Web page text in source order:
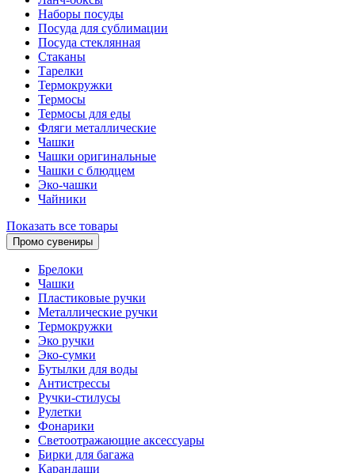
Наборы посуды
Посуда для сублимации
Посуда стеклянная
Стаканы
Тарелки
Термокружки
Термосы
Термосы для еды
Фляги металлические
Чашки
Чашки оригинальные
Чашки с блюдцем
Эко-чашки
Чайники
Показать все товары
Промо сувениры
Брелоки
Чашки
Пластиковые ручки
Металлические ручки
Термокружки
Эко ручки
Эко-сумки
Бутылки для воды
Антистрессы
Ручки-стилусы
Рулетки
Фонарики
Светоотражающие аксессуары
Бирки для багажа
Карандаши